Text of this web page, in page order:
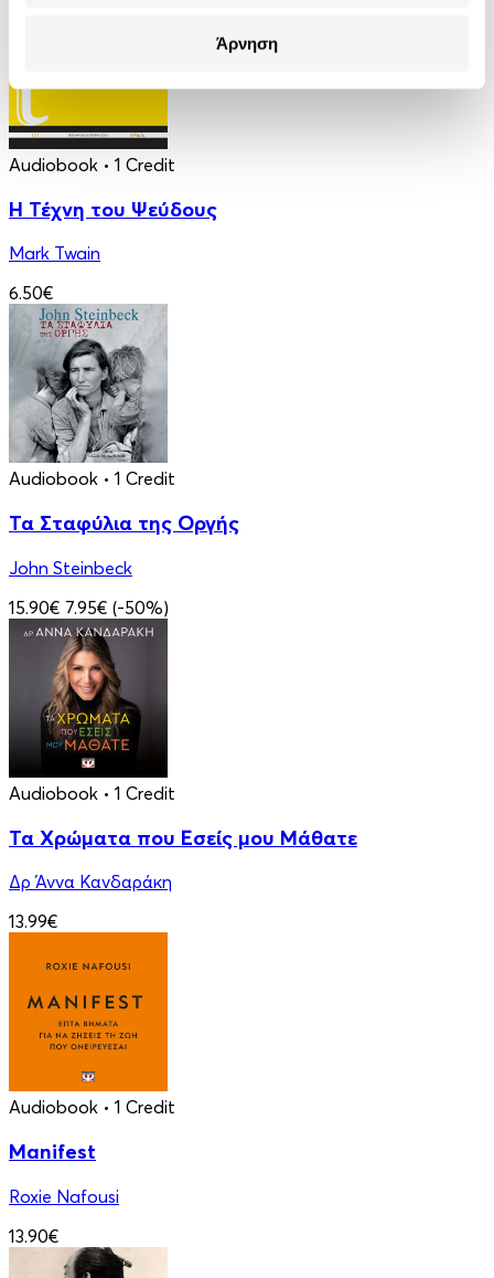
Άρνηση
Audiobook • 1 Credit
Η Τέχνη του Ψεύδους
Mark Twain
6.50€
Audiobook • 1 Credit
Τα Σταφύλια της Οργής
John Steinbeck
15.90€ 7.95€ (-50%)
Audiobook • 1 Credit
Τα Χρώματα που Εσείς μου Μάθατε
Δρ Άννα Κανδαράκη
13.99€
Audiobook • 1 Credit
Manifest
Roxie Nafousi
13.90€